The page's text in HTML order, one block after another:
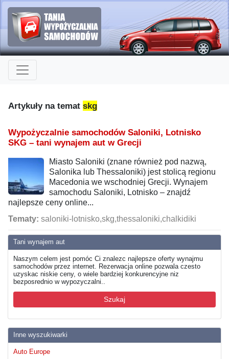
Tani wynajem aut
Naszym celem jest pomóc Ci znalezc najlepsze oferty wynajmu
samochodów przez internet. Rezerwacja online pozwala czesto
uzyskac niskie ceny, o wiele bardziej konkurencyjne niz
bezposrednio w wypozyczalni..
Szukaj
Inne wyszukiwarki
Auto Europe
Artykuły na temat skg
Wypożyczalnie samochodów Saloniki, Lotnisko
SKG – tani wynajem aut w Grecji
Miasto Saloniki (znane również pod nazwą,
Salonika lub Thessaloniki) jest stolicą regionu
Macedonia we wschodniej Grecji. Wynajem
samochodu Saloniki, Lotnisko – znajdź
najlepsze ceny online...
Tematy: saloniki-lotnisko,skg,thessaloniki,chalkidiki